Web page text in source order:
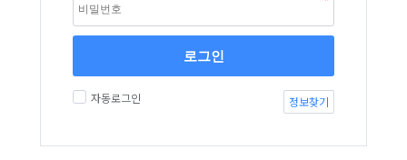
로그인
자동로그인 정보찾기